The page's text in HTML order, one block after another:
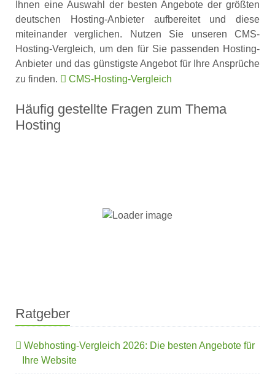
Ihnen eine Auswahl der besten Angebote der größten
deutschen Hosting-Anbieter aufbereitet und diese
miteinander verglichen. Nutzen Sie unseren CMS-
Hosting-Vergleich, um den für Sie passenden Hosting-
Anbieter und das günstigste Angebot für Ihre Ansprüche
zu finden.
CMS-Hosting-Vergleich
Häufig gestellte Fragen zum Thema
Hosting
Ratgeber
Webhosting-Vergleich 2026: Die besten Angebote für
Ihre Website